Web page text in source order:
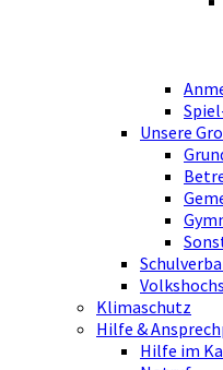
Unsere
Klimaschutz
Hilfe &
Hilfe im